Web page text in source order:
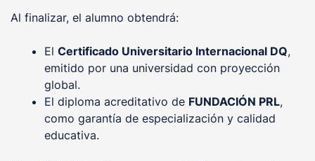
Al finalizar, el alumno obtendrá:
El Certificado Universitario Internacional DQ,
emitido por una universidad con proyección
global.
El diploma acreditativo de FUNDACIÓN PRL,
como garantía de especialización y calidad
educativa.